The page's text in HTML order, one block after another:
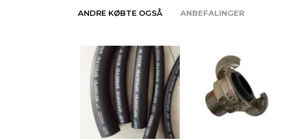
ANDRE KØBTE OGSÅ ANBEFALINGER